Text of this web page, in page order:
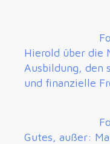
Hierold über die
Ausbildung, den
und finanzielle
Gutes, außer: